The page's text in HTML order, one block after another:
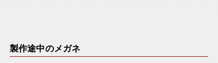
製作途中のメガネ